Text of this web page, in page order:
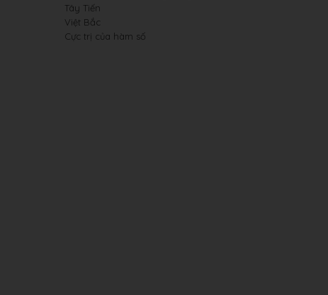
Tây Tiến
Việt Bắc
Cực trị của hàm số